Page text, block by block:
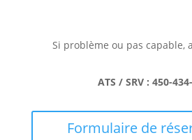
Si problème ou pas capable,
ATS / SRV : 450-
Formulaire de